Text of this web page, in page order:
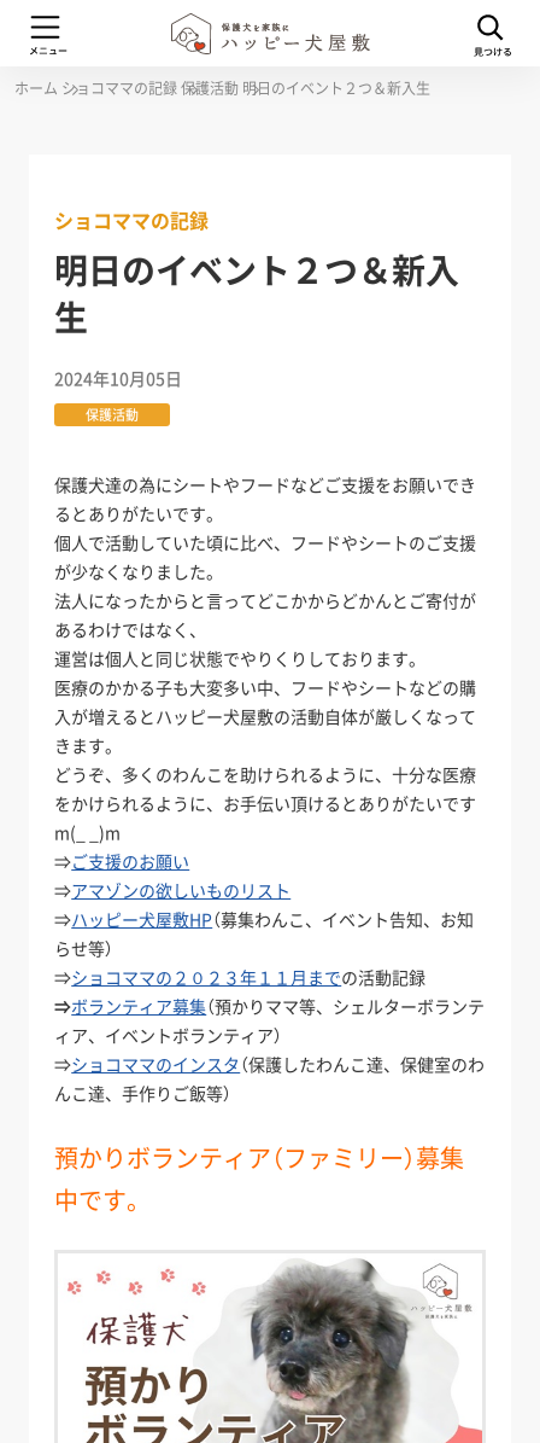
ホーム ショコママの記録保護活動 明日のイベント２つ＆新入生
ショコママの記録
明日のイベント２つ＆新入
生
2024年10月05日
保護活動
保護犬達の為にシートやフードなどご支援をお願いでき
るとありがたいです。
個人で活動していた頃に比べ、フードやシートのご支援
が少なくなりました。
法人になったからと言ってどこかからどかんとご寄付が
あるわけではなく、
運営は個人と同じ状態でやりくりしております。
医療のかかる子も大変多い中、フードやシートなどの購
入が増えるとハッピー犬屋敷の活動自体が厳しくなって
きます。
どうぞ、多くのわんこを助けられるように、十分な医療
をかけられるように、お手伝い頂けるとありがたいです
m(_ _)m
⇒ご支援のお願い
⇒アマゾンの欲しいものリスト
⇒ハッピー犬屋敷HP（募集わんこ、イベント告知、お知
らせ等）
⇒ショコママの２０２３年１１月までの活動記録
⇒ボランティア募集（預かりママ等、シェルターボランテ
ィア、イベントボランティア）
⇒ショコママのインスタ （保護したわんこ達、保健室のわ
んこ達、手作りご飯等）
預かりボランティア（ファミリー）募集
中です。